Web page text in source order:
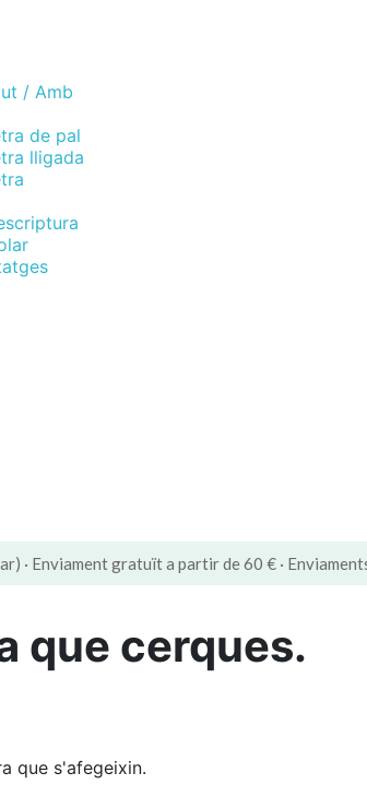
/ Amb
de pal
lligada
· Enviament gratuït a partir de 60 € ·
que cerques.
que s'afegeixin.